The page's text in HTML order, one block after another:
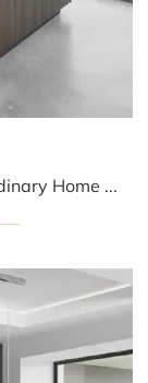
Ottieni informazioni sul modello No Ordinary Home di Mittel: arreda la cucina con la soluzione in laccato opaco che fa al caso tuo.